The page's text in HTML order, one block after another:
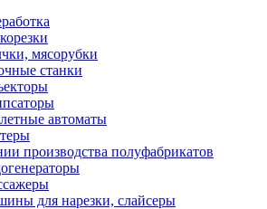
мясорубки
станки
автоматы
производства полуфабрикатов
для нарезки, слайсеры